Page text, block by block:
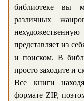
библиотеке вы
различных
представляет из
и поиском. В
просто заходите и
Все книги
формате ZIP,